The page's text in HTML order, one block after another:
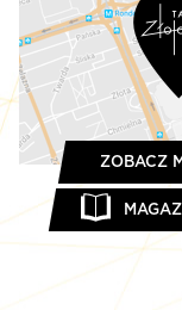
ZOBACZ